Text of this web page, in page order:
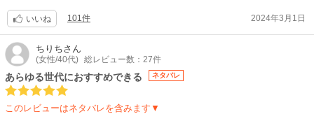
体のTLに対し、レディコミ作者さんはなだらかな曲線のどっしりとした肉
感的な女体を描かれる。シーツにこぼれる髪の毛、というのはこういうこ
となんだろうな…というくらいシーツに沈んだフィーナちゃんの艶姿が綺
麗です。こういう異ジャンル間の横断を決めた人すごい！何もかも素敵す
ぎて、ベテラン作家さんが描くTLの世界をもっと見たくなりました！
甘いシーンも実況中継系のセリフをバッサリ取捨選択しているのに濃厚で
ではの世界観とあっていて素敵です。
いいね 101件 2024年3月1日
ちりちさん
(女性/40代) 総レビュー数：27件
あらゆる世代におすすめできる ネタバレ
このレビューはネタバレを含みます▼